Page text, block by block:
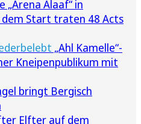
„Arena Alaaf“ in
dem Start traten 48 Acts
„Ahl Kamelle“-
Kneipenpublikum mit
bringt Bergisch
Elfter auf dem